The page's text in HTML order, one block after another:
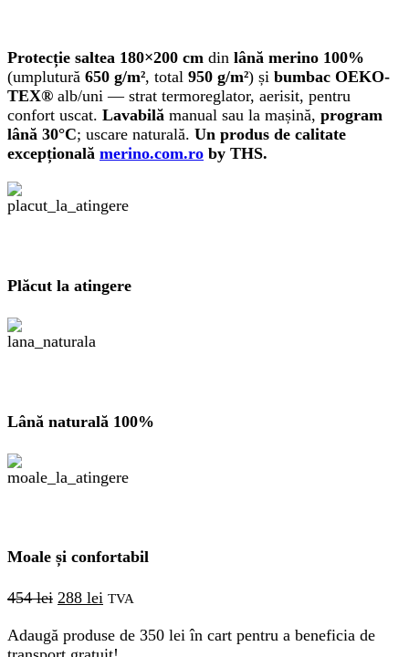
Protecție saltea 180×200 cm din lână merino 100%
(umplutură 650 g/m², total 950 g/m²) și bumbac OEKO-
TEX® alb/uni — strat termoreglator, aerisit, pentru
confort uscat. Lavabilă manual sau la mașină, program
lână 30°C; uscare naturală. Un produs de calitate
excepțională merino.com.ro by THS.
Plăcut la atingere
Lână naturală 100%
Moale și confortabil
454lei Prețul
a
288 lei Prețul
este:
TVA
Adaugă produse de 350 lei în cart pentru a beneficia de